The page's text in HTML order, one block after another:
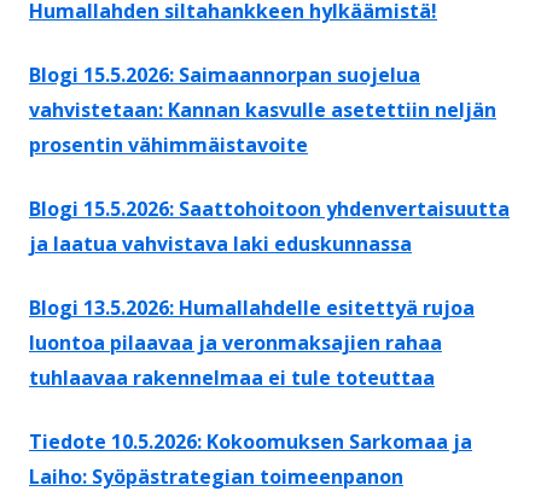
Humallahden siltahankkeen hylkäämistä!
Blogi 15.5.2026: Saimaannorpan suojelua
vahvistetaan: Kannan kasvulle asetettiin neljän
prosentin vähimmäistavoite
Blogi 15.5.2026: Saattohoitoon yhdenvertaisuutta
ja laatua vahvistava laki eduskunnassa
Blogi 13.5.2026: Humallahdelle esitettyä rujoa
luontoa pilaavaa ja veronmaksajien rahaa
tuhlaavaa rakennelmaa ei tule toteuttaa
Tiedote 10.5.2026: Kokoomuksen Sarkomaa ja
Laiho: Syöpästrategian toimeenpanon